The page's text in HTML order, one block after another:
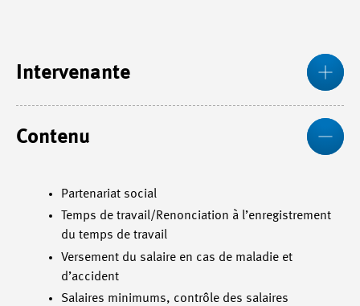
Intervenante
Contenu
Partenariat social
Temps de travail/Renonciation à l’enregistrement
du temps de travail
Versement du salaire en cas de maladie et
d’accident
Salaires minimums, contrôle des salaires